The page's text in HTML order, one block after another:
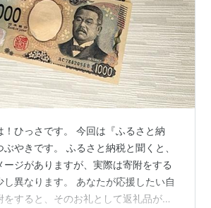
！ひっさです。 今回は『ふるさと納
やきです。 ふるさと納税と聞くと、
ージがありますが、実際は寄附をする
し異なります。 あなたが応援したい自
すると、そのお礼として返礼品がも